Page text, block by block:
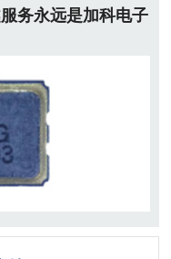
务永远是加科电子